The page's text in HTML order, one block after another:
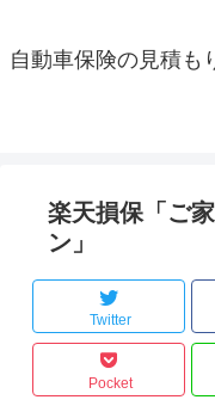
自動車保険の見積も
楽天損保「ご
ン」
Twitter
Pocket